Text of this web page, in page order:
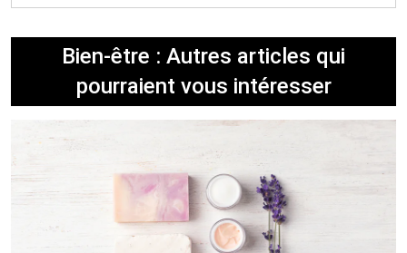
Bien-être : Autres articles qui
pourraient vous intéresser